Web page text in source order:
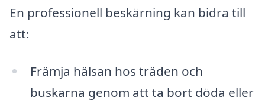
En professionell beskärning kan bidra till
att:
Främja hälsan hos träden och
buskarna genom att ta bort döda eller